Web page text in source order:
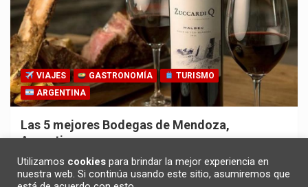
VIAJES GASTRONOMÍA
TURISMO
ARGENTINA
Las 5 mejores Bodegas de Mendoza,
Argentina
30/10/2025 Redacción
Utilizamos cookies para brindar la mejor experiencia en
nuestra web. Si continúa usando este sitio, asumiremos que